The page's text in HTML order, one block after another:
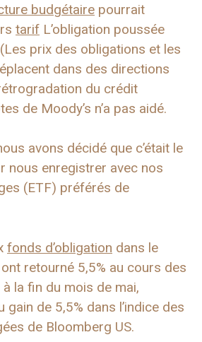
budgétaire pourrait
tarif L’obligation poussée
prix des obligations et les
dans des directions
du crédit
de Moody’s n’a pas aidé.
avons décidé que c’était le
nous enregistrer avec nos
(ETF) préférés de
fonds d’obligation dans le
ont retourné 5,5% au cours des
la fin du mois de mai,
de 5,5% dans l’indice des
de Bloomberg US.